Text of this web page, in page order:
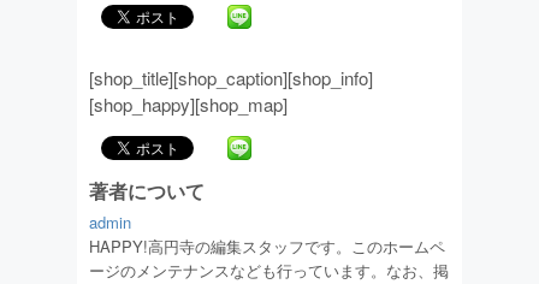
[shop_title][shop_caption][shop_info]
[shop_happy][shop_map]
著者について
admin
HAPPY!高円寺の編集スタッフです。このホームペ
ージのメンテナンスなども行っています。なお、掲